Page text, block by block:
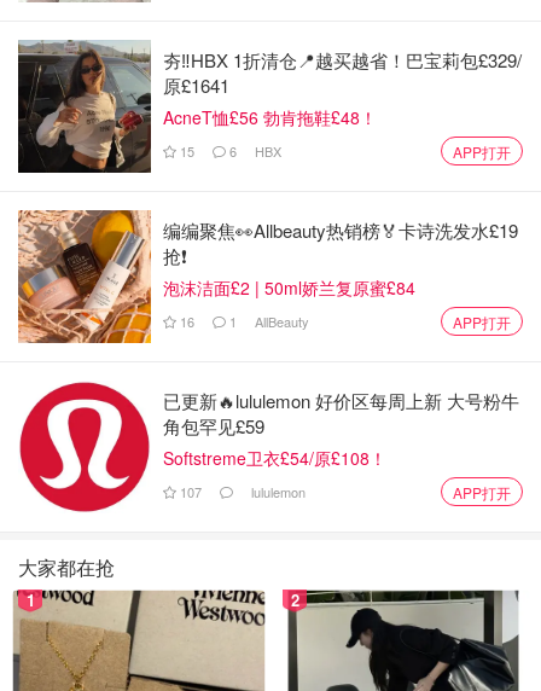
夯‼️HBX 1折清仓📍越买越省！巴宝莉包£329/
原£1641
AcneT恤£56 勃肯拖鞋£48！
15 6 HBX APP打开
编编聚焦👀Allbeauty热销榜🏅卡诗洗发水£19
抢❗
泡沫洁面£2 | 50ml娇兰复原蜜£84
16 1 AllBeauty APP打开
已更新🔥lululemon 好价区每周上新 大号粉牛
角包罕见£59
Softstreme卫衣£54/原£108！
107 lululemon APP打开
大家都在抢
1 2